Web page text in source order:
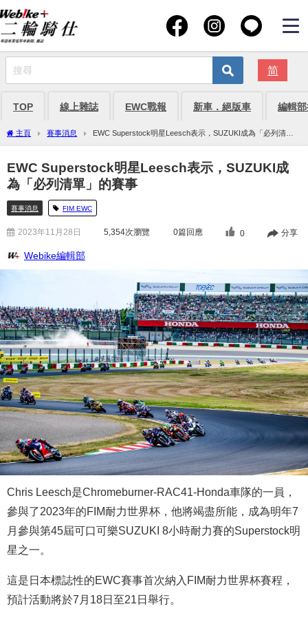
简
TOP 線上雜誌 EWC戰報 新車．絕版車 編輯
主頁 賽事消息
EWC Superstock明星Leesch表示，SUZUKI成為「必列清
單」的賽事
EWC Superstock明星Leesch表示，SUZUKI成
為「必列清單」的賽事
賽事消息 FIM EWC
2023年11月28日 5,354次瀏覽 0篇回應 0 分享
Webike編輯部
Chris Leesch是Chromeburner-RAC41-Honda車隊的一員，
參與了2023年的FIM耐力世界杯，他將竭盡所能，成為明年7
月參與第45屆可口可樂SUZUKI 8小時耐力賽的Superstock明
星之一。
這是日本標誌性的EWC賽事首次納入FIM耐力世界杯賽程，
預計活動將於7月18日至21日舉行。